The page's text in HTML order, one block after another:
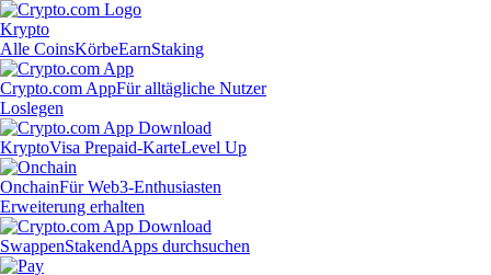
Krypto
Alle CoinsKörbeEarnStaking
Crypto.com AppFür alltägliche Nutzer
Loslegen
KryptoVisa Prepaid-KarteLevel Up
OnchainFür Web3-Enthusiasten
Erweiterung erhalten
SwappenStakendApps durchsuchen